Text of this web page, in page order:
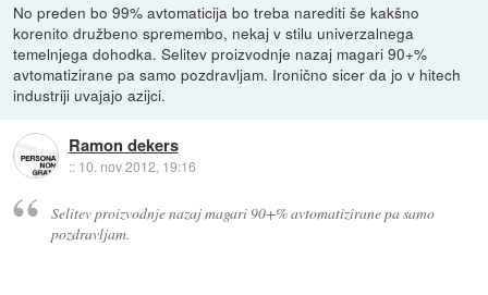
No preden bo 99% avtomaticija bo treba narediti še kakšno
korenito družbeno spremembo, nekaj v stilu univerzalnega
temelnjega dohodka. Selitev proizvodnje nazaj magari 90+%
avtomatizirane pa samo pozdravljam. Ironično sicer da jo v hitech
industriji uvajajo azijci.
Ramon dekers
:: 10. nov 2012, 19:16
Selitev proizvodnje nazaj magari 90+% avtomatizirane pa samo
pozdravljam.